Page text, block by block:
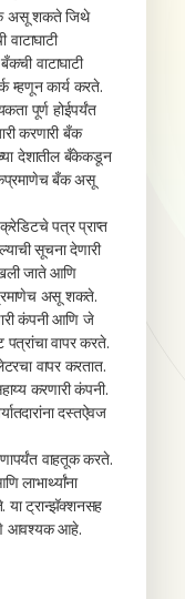
असू शकते जिथे
वाटाघाटी
वाटाघाटी
म्हणून कार्य करते.
पूर्ण होईपर्यंत
करणारी बँक
देशातील बँकेकडून
बँक असू
पत्र प्राप्त
सूचना देणारी
जाते आणि
असू शकते.
कंपनी आणि जे
वापर करते.
वापर करतात.
करणारी कंपनी.
दस्तऐवज
वाहतूक करते.
लाभार्थ्यांना
या ट्रान्झॅक्शनसह
आवश्यक आहे.